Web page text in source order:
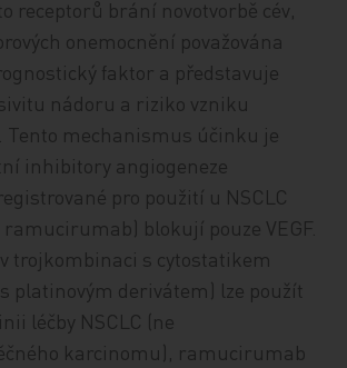
receptorů brání novotvorbě cév,
onemocnění považována
faktor a představuje
nádoru a riziko vzniku
Tento mechanismus účinku je
inhibitory angiogeneze
pro použití u NSCLC
blokují pouze VEGF.
trojkombinaci s cytostatikem
platinovým derivátem) lze použít
léčby NSCLC (ne
karcinomu), ramucirumab